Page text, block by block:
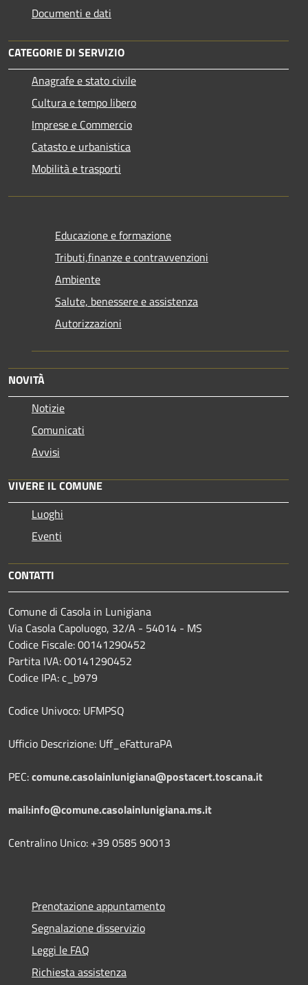
Documenti e dati
CATEGORIE DI SERVIZIO
Anagrafe e stato civile
Cultura e tempo libero
Imprese e Commercio
Catasto e urbanistica
Mobilità e trasporti
Educazione e formazione
Tributi,finanze e contravvenzioni
Ambiente
Salute, benessere e assistenza
Autorizzazioni
NOVITÀ
Notizie
Comunicati
Avvisi
VIVERE IL COMUNE
Luoghi
Eventi
CONTATTI
Comune di Casola in Lunigiana
Via Casola Capoluogo, 32/A - 54014 - MS
Codice Fiscale: 00141290452
Partita IVA: 00141290452
Codice IPA: c_b979
Codice Univoco: UFMPSQ
Ufficio Descrizione: Uff_eFatturaPA
PEC:comune.casolainlunigiana@postacert.toscana.it
mail:info@comune.casolainlunigiana.ms.it
Centralino Unico: +39 0585 90013
Prenotazione appuntamento
Segnalazione disservizio
Leggi le FAQ
Richiesta assistenza